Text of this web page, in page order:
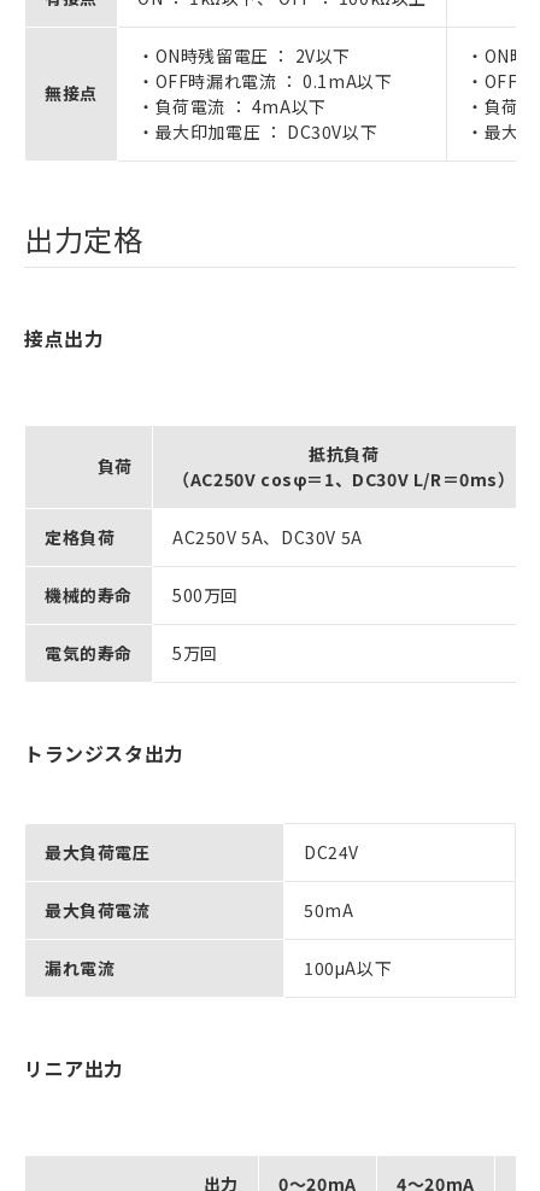
無接点
・ON時残留電圧 ： 2V以下
・OFF時漏れ電流 ： 0.1mA以下
・負荷電流 ： 4mA以下
・最大印加電圧 ： DC30V以下
・ON時
・OFF
・負荷
・最大
出力定格
接点出力
負荷
抵抗負荷
（AC250V cosφ＝1、DC30V L/R＝0ms）
定格負荷 AC250V 5A、DC30V 5A
機械的寿命 500万回
電気的寿命 5万回
トランジスタ出力
最大負荷電圧 DC24V
最大負荷電流 50mA
漏れ電流 100μA以下
リニア出力
出力 0～20mA 4～20mA